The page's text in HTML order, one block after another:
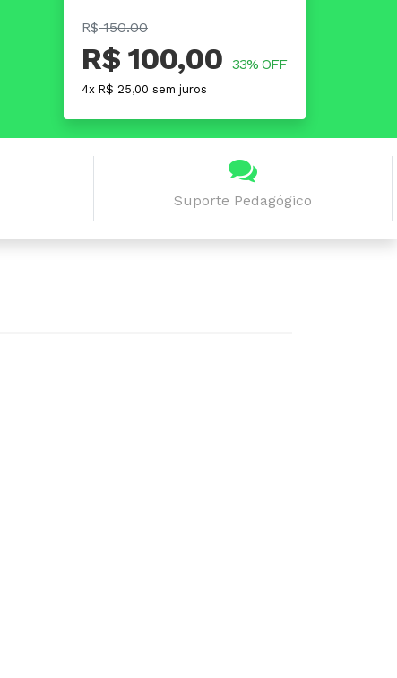
R$150.00
R$ 100,00 33% OFF
4x R$ 25,00 sem juros
Suporte Pedagógico